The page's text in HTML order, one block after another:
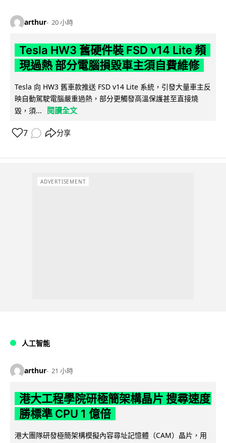
arthur 20 小時
Tesla HW3 舊硬件裝 FSD v14 Lite 頻
現過熱 部分電腦損毀車主須自費維修
Tesla 向 HW3 舊車款推送 FSD v14 Lite 系統，引發大量車主反
映自動駕駛電腦嚴重過熱，部分更觸發高溫保護甚至直接燒
毀，須...
閱讀全文
7 分享
ADVERTISEMENT
人工智能
arthur 21 小時
港大工程學院研極簡架構晶片 搜尋速度
勝標準 CPU 1 億倍
港大團隊研發極簡架構模擬內容尋址記憶體（CAM）晶片，用